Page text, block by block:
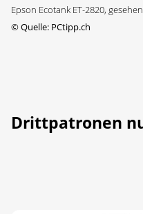
Epson Ecotank ET-2820,
©Quelle: PCtipp.ch
Drittpatronen